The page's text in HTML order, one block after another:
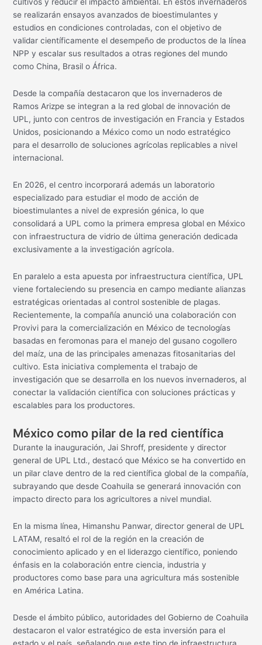
cultivos y reducir el impacto ambiental. En estos invernaderos
se realizarán ensayos avanzados de bioestimulantes y
estudios en condiciones controladas, con el objetivo de
validar científicamente el desempeño de productos de la línea
NPP y escalar sus resultados a otras regiones del mundo
como China, Brasil o África.
Desde la compañía destacaron que los invernaderos de
Ramos Arizpe se integran a la red global de innovación de
UPL, junto con centros de investigación en Francia y Estados
Unidos, posicionando a México como un nodo estratégico
para el desarrollo de soluciones agrícolas replicables a nivel
internacional.
En 2026, el centro incorporará además un laboratorio
especializado para estudiar el modo de acción de
bioestimulantes a nivel de expresión génica, lo que
consolidará a UPL como la primera empresa global en México
con infraestructura de vidrio de última generación dedicada
exclusivamente a la investigación agrícola.
En paralelo a esta apuesta por infraestructura científica, UPL
viene fortaleciendo su presencia en campo mediante alianzas
estratégicas orientadas al control sostenible de plagas.
Recientemente, la compañía anunció una colaboración con
Provivi para la comercialización en México de tecnologías
basadas en feromonas para el manejo del gusano cogollero
del maíz, una de las principales amenazas fitosanitarias del
cultivo. Esta iniciativa complementa el trabajo de
investigación que se desarrolla en los nuevos invernaderos, al
conectar la validación científica con soluciones prácticas y
escalables para los productores.
México como pilar de la red científica
Durante la inauguración,Jai Shroff, presidente y director
general de UPL Ltd., destacó que México se ha convertido en
un pilar clave dentro de la red científica global de la compañía,
subrayando que desde Coahuila se generará innovación con
impacto directo para los agricultores a nivel mundial.
En la misma línea, Himanshu Panwar, director general de UPL
LATAM, resaltó el rol de la región en la creación de
conocimiento aplicado y en el liderazgo científico, poniendo
énfasis en la colaboración entre ciencia, industria y
productores como base para una agricultura más sostenible
en América Latina.
Desde el ámbito público, autoridades del Gobierno de Coahuila
destacaron el valor estratégico de esta inversión para el